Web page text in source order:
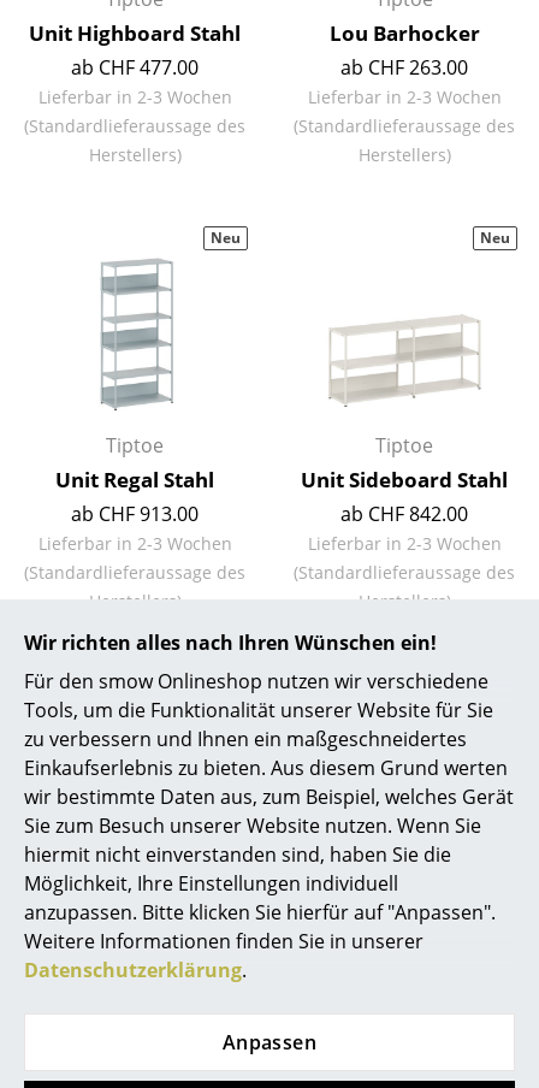
Wir richten alles nach Ihren Wünschen ein!
Für den smow Onlineshop nutzen wir verschiedene
Tools, um die Funktionalität unserer Website für Sie
zu verbessern und Ihnen ein maßgeschneidertes
Einkaufserlebnis zu bieten. Aus diesem Grund werten
wir bestimmte Daten aus, zum Beispiel, welches Gerät
Sie zum Besuch unserer Website nutzen. Wenn Sie
hiermit nicht einverstanden sind, haben Sie die
Möglichkeit, Ihre Einstellungen individuell
anzupassen. Bitte klicken Sie hierfür auf "Anpassen".
Weitere Informationen finden Sie in unserer
Datenschutzerklärung.
Anpassen
Kleinaufbewahrung
Einzelteile
... alle Aufbewahrungsmöbel
Hängeleuchten & Deckenleuchten
Tischleuchten
Schreibtischleuchten
Stehleuchten & Leseleuchten
Wandleuchten
Outdoor-Leuchten
Akkuleuchten
Betten
Doppelbetten
Einzelbetten
Stapelbetten
Kinderbetten
Nachttische & Bettzubehör
... alle Betten
Uhren
Unit Highboard Stahl
ab CHF 477.00
Lieferbar in 2-3 Wochen
(Standardlieferaussage des
Herstellers)
Lou Barhocker
ab CHF 263.00
Lieferbar in 2-3 Wochen
(Standardlieferaussage des
Herstellers)
Tiptoe
Unit Regal Stahl
ab CHF 913.00
Lieferbar in 2-3 Wochen
(Standardlieferaussage des
Herstellers)
Neu
Tiptoe
Unit Sideboard Stahl
ab CHF 842.00
Lieferbar in 2-3 Wochen
(Standardlieferaussage des
Herstellers)
Neu
Verpassen Sie keine Neuheiten mehr und abonnieren
Sie jetzt den kostenlosen smow Newsletter.
Zum Newsletter anmelden